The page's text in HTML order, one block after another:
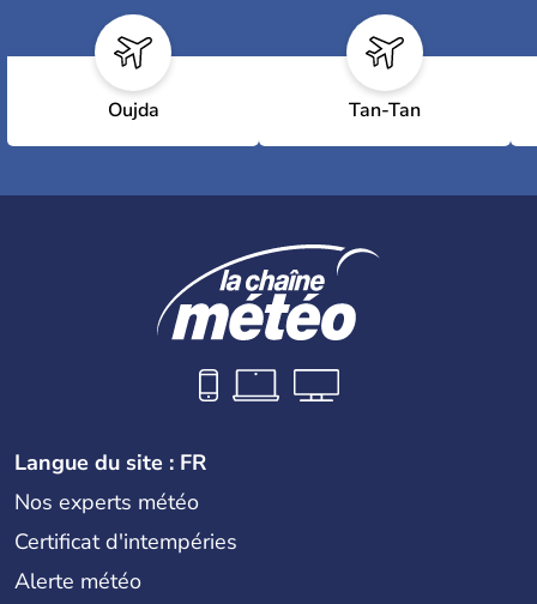
Oujda Tan-Tan
Langue du site : FR
Nos experts météo
Certificat d'intempéries
Alerte météo